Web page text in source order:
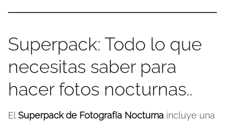
Superpack: Todo lo que
necesitas saber para
hacer fotos nocturnas..
El Superpack de Fotografía Nocturna incluye una